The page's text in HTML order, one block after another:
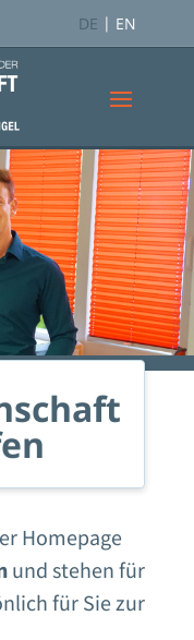
DE EN
Homepage
und stehen für
für Sie zur